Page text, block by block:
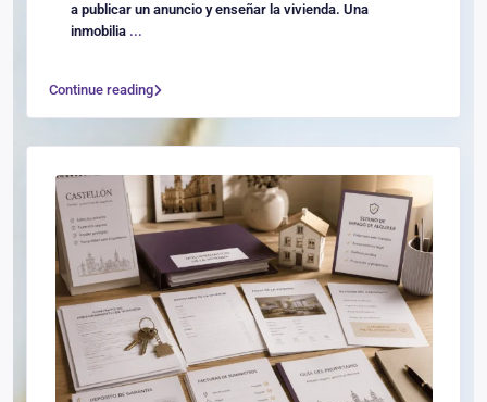
a publicar un anuncio y enseñar la vivienda. Una
inmobilia ...
Continue reading